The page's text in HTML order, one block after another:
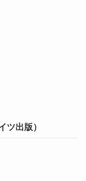
ツ出版）